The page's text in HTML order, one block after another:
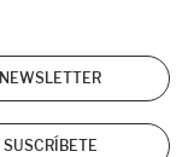
NEWSLETTER
SUSCRÍBETE